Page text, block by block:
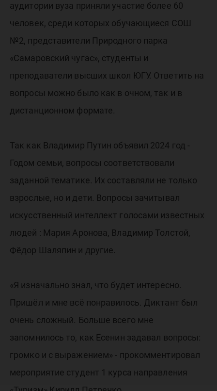
аудитории вуза приняли участие более 60
человек, среди которых обучающиеся СОШ
№2, представители Природного парка
«Самаровский чугас», студенты и
преподаватели высших школ ЮГУ. Ответить на
вопросы можно было как в очном, так и в
дистанционном формате.
Так как Владимир Путин объявил 2024 год -
Годом семьи, вопросы соответствовали
заданной тематике. Их составляли не только
взрослые, но и дети. Вопросы зачитывал
искусственный интеллект голосами известных
людей : Мария Аронова, Владимир Толстой,
Фёдор Шаляпин и другие.
«Я изначально знал, что будет интересно.
Пришёл и мне всё понравилось. Диктант был
очень сложный. Больше всего мне
запомнилось то, как Есенин задавал вопросы:
громко и с выражением» - прокомментировал
мероприятие студент 1 курса направления